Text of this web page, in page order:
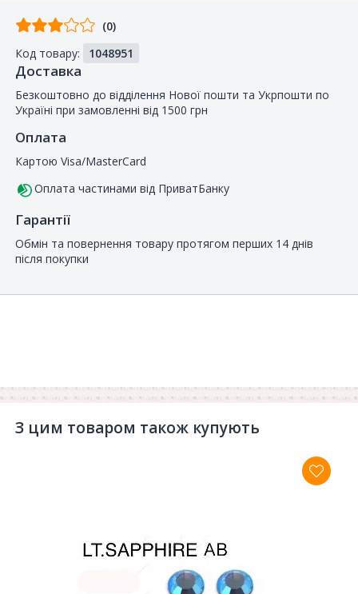
Відгуків
покупців
(0)
Код товару:
1048951
Доставка
Безкоштовно до відділення Нової пошти та Укрпошти по
Україні при замовленні від 1500 грн
Оплата
Картою Visa/MasterCard
Оплата частинами від ПриватБанку
Гарантії
Обмін та повернення товару протягом перших 14 днів
після покупки
З цим товаром також купують